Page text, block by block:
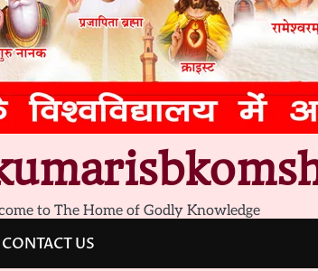
to The Home of Godly Knowledge
CONTACT US